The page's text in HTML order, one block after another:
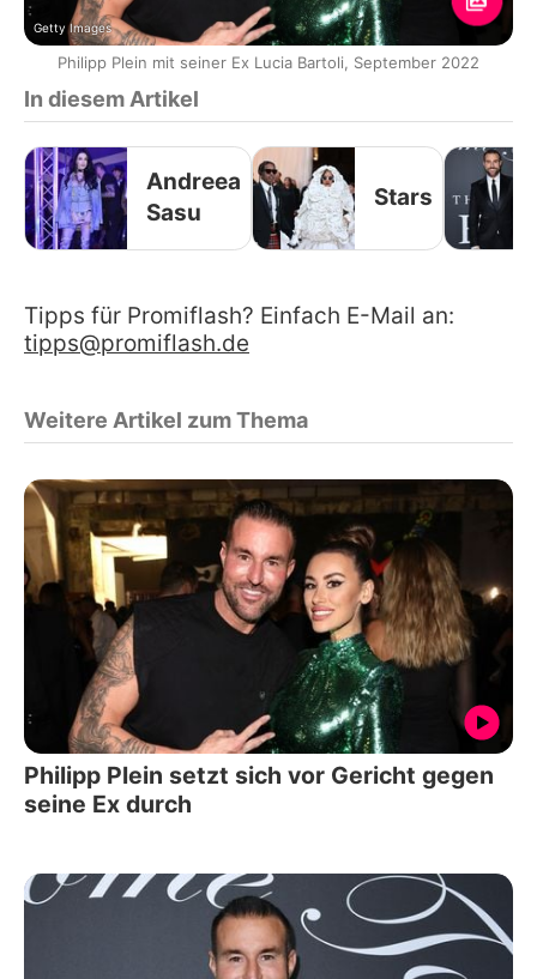
Getty Images
Philipp Plein mit seiner Ex Lucia Bartoli, September 2022
In diesem Artikel
Andreea
Sasu
Stars
Tipps für Promiflash? Einfach E-Mail an:
tipps@promiflash.de
Weitere Artikel zum Thema
Philipp Plein setzt sich vor Gericht gegen
seine Ex durch